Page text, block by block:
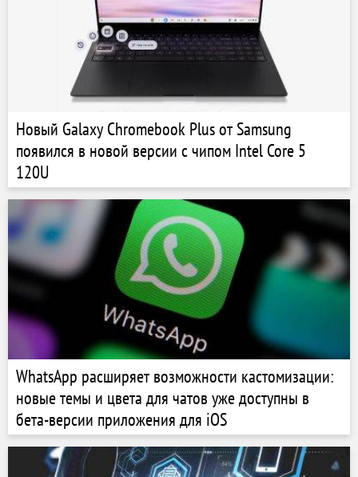
Новый Galaxy Chromebook Plus от Samsung
появился в новой версии с чипом Intel Core 5
120U
WhatsApp расширяет возможности кастомизации:
новые темы и цвета для чатов уже доступны в
бета-версии приложения для iOS